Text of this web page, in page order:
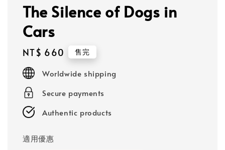
The Silence of Dogs in
Cars
Regular
price
NT$ 660 售完
Worldwide shipping
Secure payments
Authentic products
適用優惠